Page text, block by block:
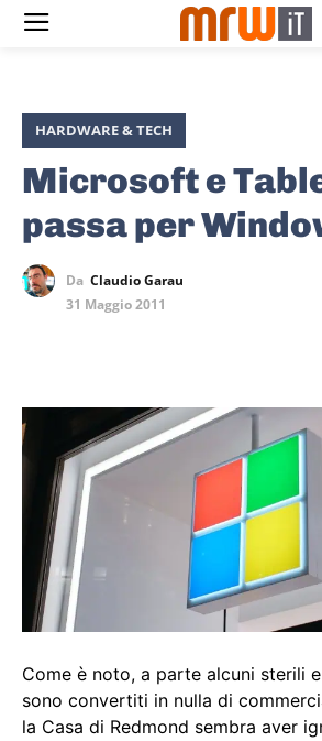
HARDWARE & TECH
Microsoft e
passa per
Da Claudio Garau
31 Maggio 2011
Come è noto, a parte alcuni sterili
sono convertiti in nulla di
la Casa di Redmond sembra aver